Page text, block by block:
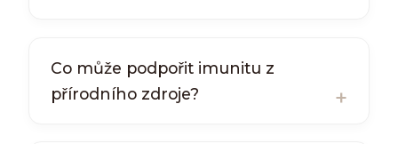
Co může podpořit imunitu z
přírodního zdroje?